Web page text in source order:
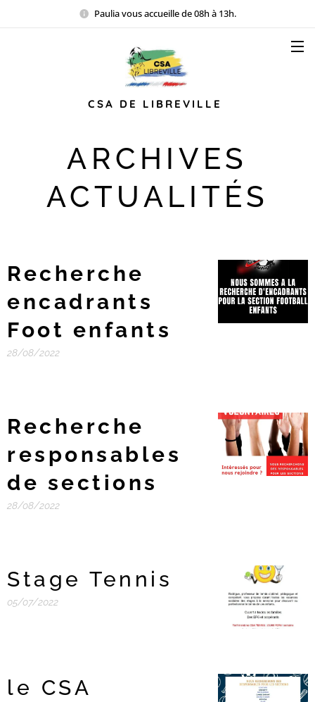
Paulia vous accueille de 08h à 13h.
CSA DE LIBREVILLE
ARCHIVES
ACTUALITÉS
Recherche
encadrants
Foot enfants
28/08/2022
Recherche
responsables
de sections
28/08/2022
Stage Tennis
05/07/2022
le CSA